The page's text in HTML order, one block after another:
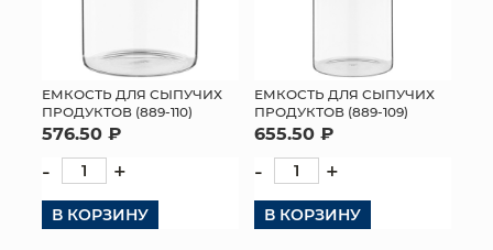
ЕМКОСТЬ ДЛЯ СЫПУЧИХ
ПРОДУКТОВ (889-110)
576.50 ₽
- +
В КОРЗИНУ
ЕМКОСТЬ ДЛЯ СЫПУЧИХ
ПРОДУКТОВ (889-109)
655.50 ₽
- +
В КОРЗИНУ